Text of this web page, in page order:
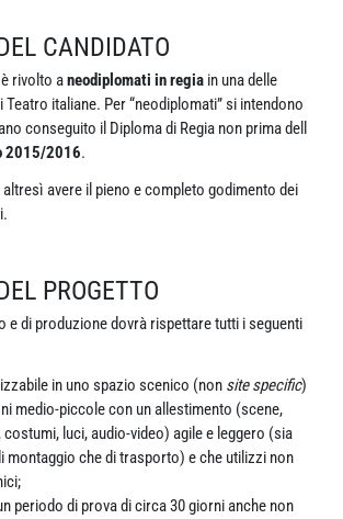
CANDIDATO
rivolto aneodiplomati in regia in una delle
Teatro italiane. Per “neodiplomati” si intendono
conseguito il Diploma di Regia non prima dell
2015/2016.
avere il pieno e completo godimento dei
PROGETTO
e di produzione dovrà rispettare tutti i seguenti
in uno spazio scenico (non site specific)
medio-piccole con un allestimento (scene,
luci, audio-video) agile e leggero (sia
montaggio che di trasporto) e che utilizzi non
periodo di prova di circa 30 giorni anche non